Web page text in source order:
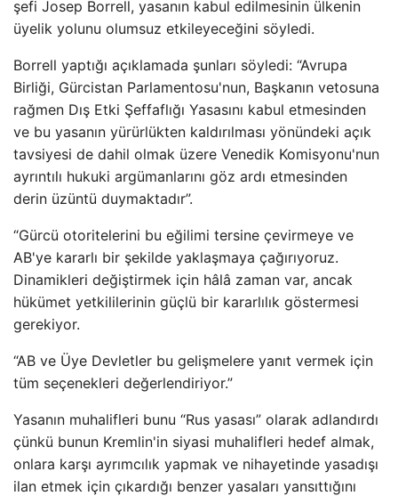
şefi Josep Borrell, yasanın kabul edilmesinin ülkenin
üyelik yolunu olumsuz etkileyeceğini söyledi.
Borrell yaptığı açıklamada şunları söyledi: “Avrupa
Birliği, Gürcistan Parlamentosu'nun, Başkanın vetosuna
rağmen Dış Etki Şeffaflığı Yasasını kabul etmesinden
ve bu yasanın yürürlükten kaldırılması yönündeki açık
tavsiyesi de dahil olmak üzere Venedik Komisyonu'nun
ayrıntılı hukuki argümanlarını göz ardı etmesinden
derin üzüntü duymaktadır”.
“Gürcü otoritelerini bu eğilimi tersine çevirmeye ve
AB'ye kararlı bir şekilde yaklaşmaya çağırıyoruz.
Dinamikleri değiştirmek için hâlâ zaman var, ancak
hükümet yetkililerinin güçlü bir kararlılık göstermesi
gerekiyor.
“AB ve Üye Devletler bu gelişmelere yanıt vermek için
tüm seçenekleri değerlendiriyor.”
Yasanın muhalifleri bunu “Rus yasası” olarak adlandırdı
çünkü bunun Kremlin'in siyasi muhalifleri hedef almak,
onlara karşı ayrımcılık yapmak ve nihayetinde yasadışı
ilan etmek için çıkardığı benzer yasaları yansıttığını